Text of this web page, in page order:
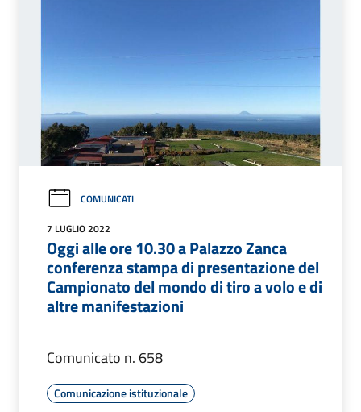
COMUNICATI
7 LUGLIO 2022
Oggi alle ore 10.30 a Palazzo Zanca
conferenza stampa di presentazione del
Campionato del mondo di tiro a volo e di
altre manifestazioni
Comunicato n. 658
Comunicazione istituzionale